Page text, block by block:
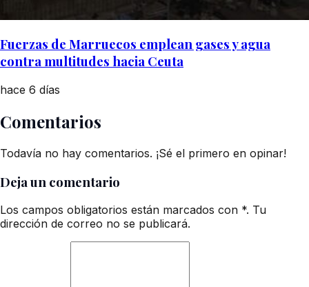
Fuerzas de Marruecos emplean gases y agua
contra multitudes hacia Ceuta
hace 6 días
Comentarios
Todavía no hay comentarios. ¡Sé el primero en opinar!
Deja un comentario
Los campos obligatorios están marcados con *. Tu
dirección de correo no se publicará.